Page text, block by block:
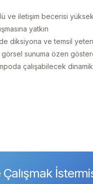
ve iletişim becerisi yüksek
yatkın
diksiyona ve temsil
sunuma özen
çalışabilecek
Çalışmak